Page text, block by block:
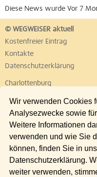
Wir verwenden Cookies
Analysezwecke sowie
Weitere Informationen
verwenden und wie Sie
können, finden Sie in
Datenschutzerklärung.
weiter verwenden,
Diese News wurde Vor 7
© WEGWEISER aktuell
Kostenfreier Eintrag
Kontakte
Datenschutzerklärung
Charlottenburg
Lichtenberg
Pankow
Reinickendorf
Spandau